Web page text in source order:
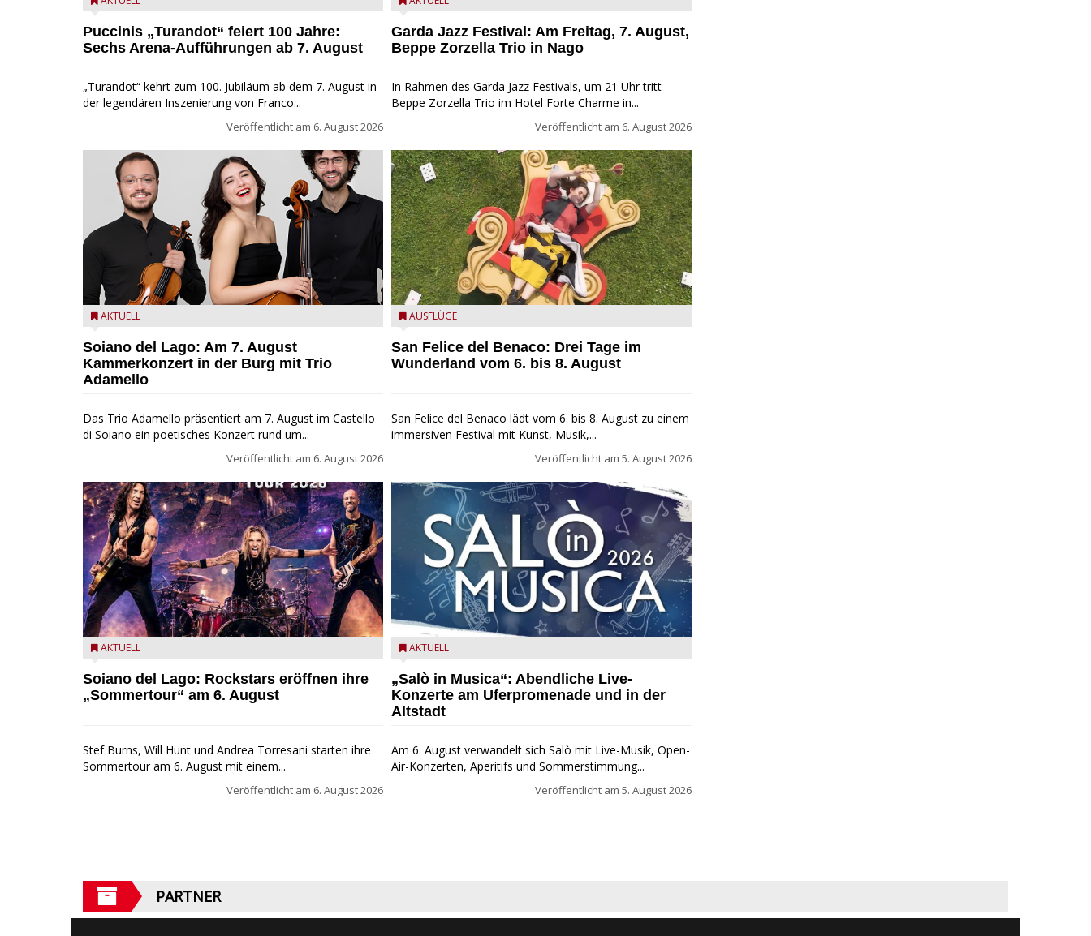
Puccinis „Turandot“ feiert 100 Jahre:
Sechs Arena-Aufführungen ab 7. August
„Turandot“ kehrt zum 100. Jubiläum ab dem 7. August in
der legendären Inszenierung von Franco...
Veröffentlicht am 6. August 2026
Trio Adamello
AKTUELL
Soiano del Lago: Am 7. August
Kammerkonzert in der Burg mit Trio
Adamello
Das Trio Adamello präsentiert am 7. August im Castello
di Soiano ein poetisches Konzert rund um...
Veröffentlicht am 6. August 2026
Stef Burns, Will Hunt und Andrea Torresani im Summer
AKTUELL
Soiano del Lago: Rockstars eröffnen ihre
„Sommertour“ am 6. August
Stef Burns, Will Hunt und Andrea Torresani starten ihre
Sommertour am 6. August mit einem...
Veröffentlicht am 6. August 2026
Garda Jazz Festival: Am Freitag, 7. August,
Beppe Zorzella Trio in Nago
In Rahmen des Garda Jazz Festivals, um 21 Uhr tritt
Beppe Zorzella Trio im Hotel Forte Charme in...
Veröffentlicht am 6. August 2026
San Felice del Benaco: Drei Tage im Wunderland
AUSFLÜGE
San Felice del Benaco: Drei Tage im
Wunderland vom 6. bis 8. August
San Felice del Benaco lädt vom 6. bis 8. August zu einem
immersiven Festival mit Kunst, Musik,...
Veröffentlicht am 5. August 2026
Salò in Musica 2026
AKTUELL
„Salò in Musica“: Abendliche Live-
Konzerte am Uferpromenade und in der
Altstadt
Am 6. August verwandelt sich Salò mit Live-Musik, Open-
Air-Konzerten, Aperitifs und Sommerstimmung...
Veröffentlicht am 5. August 2026
PARTNER